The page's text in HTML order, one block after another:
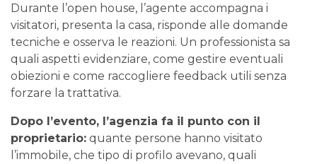
Durante l’open house, l’agente accompagna i
visitatori, presenta la casa, risponde alle domande
tecniche e osserva le reazioni. Un professionista sa
quali aspetti evidenziare, come gestire eventuali
obiezioni e come raccogliere feedback utili senza
forzare la trattativa.
Dopo l’evento, l’agenzia fa il punto con il
proprietario: quante persone hanno visitato
l’immobile, che tipo di profilo avevano, quali